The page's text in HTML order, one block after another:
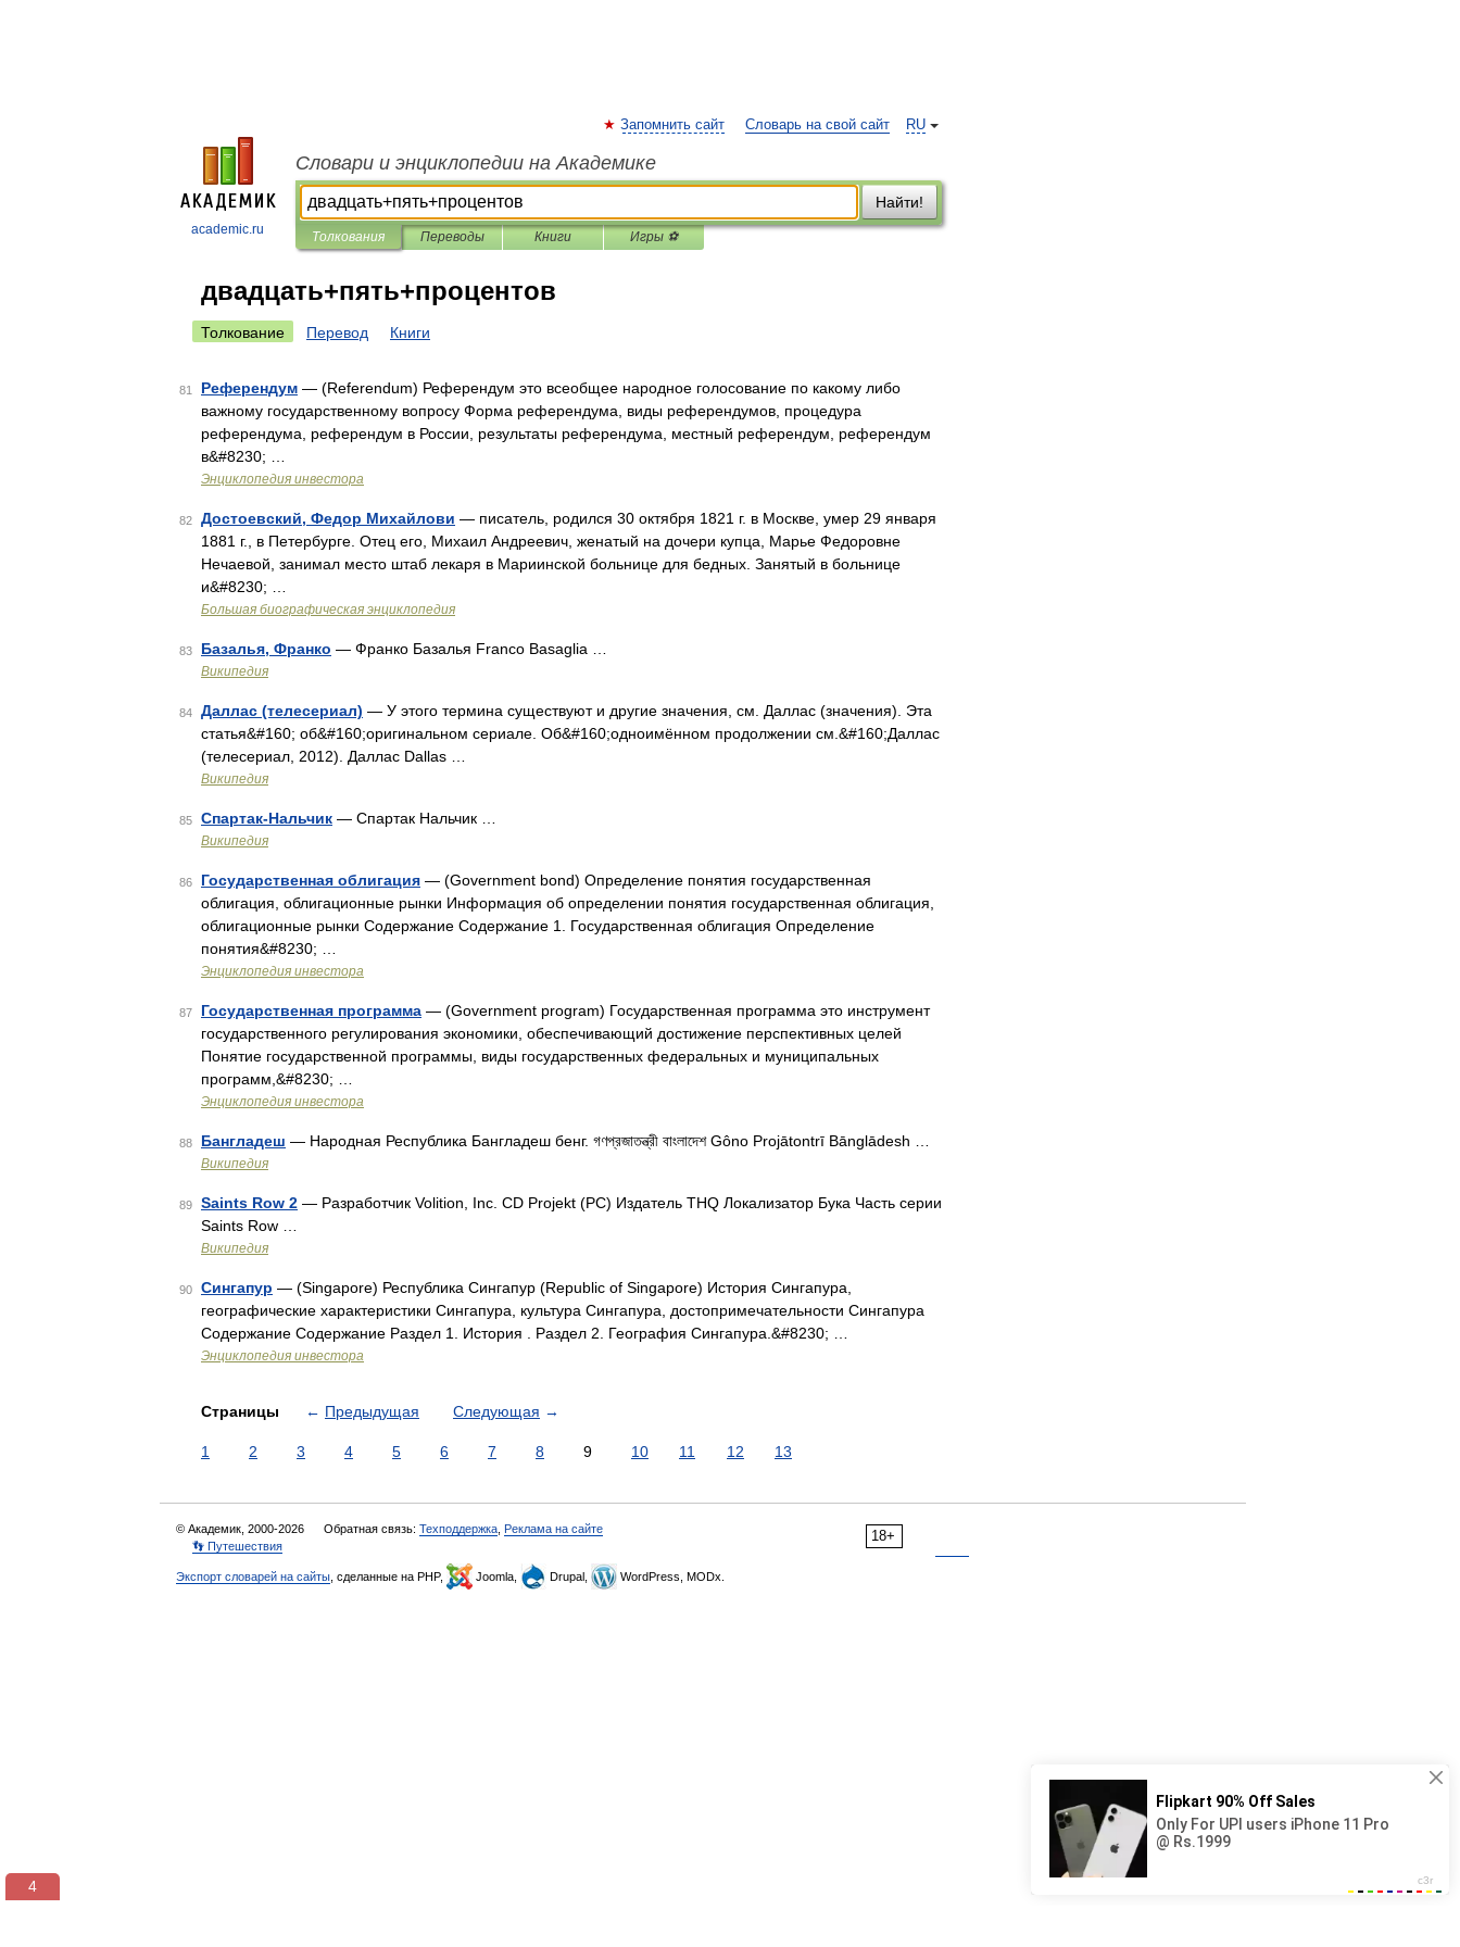
academic.ru
RU
Запомнить сайт Словарь на свой сайт
Словари и энциклопедии на Академике
Найти!
Толкования Переводы Книги Игры ⚽
двадцать+пять+процентов
Толкование Перевод Книги
81 Референдум — (Referendum) Референдум это всеобщее народное голосование по какому либо
важному государственному вопросу Форма референдума, виды референдумов, процедура
референдума, референдум в России, результаты референдума, местный референдум, референдум
в&#8230; …
Энциклопедия инвестора
82 Достоевский, Федор Михайлови — писатель, родился 30 октября 1821 г. в Москве, умер 29 января
1881 г., в Петербурге. Отец его, Михаил Андреевич, женатый на дочери купца, Марье Федоровне
Нечаевой, занимал место штаб лекаря в Мариинской больнице для бедных. Занятый в больнице
и&#8230; …
Большая биографическая энциклопедия
83 Базалья, Франко — Франко Базалья Franco Basaglia …
Википедия
84 Даллас (телесериал) — У этого термина существуют и другие значения, см. Даллас (значения). Эта
статья&#160; об&#160;оригинальном сериале. Об&#160;одноимённом продолжении см.&#160;Даллас
(телесериал, 2012). Даллас Dallas …
Википедия
85 Спартак-Нальчик — Спартак Нальчик …
Википедия
86 Государственная облигация — (Government bond) Определение понятия государственная
облигация, облигационные рынки Информация об определении понятия государственная облигация,
облигационные рынки Содержание Содержание 1. Государственная облигация Определение
понятия&#8230; …
Энциклопедия инвестора
87 Государственная программа — (Government program) Государственная программа это инструмент
государственного регулирования экономики, обеспечивающий достижение перспективных целей
Понятие государственной программы, виды государственных федеральных и муниципальных
программ,&#8230; …
Энциклопедия инвестора
88 Бангладеш — Народная Республика Бангладеш бенг. গণপ্রজাতন্ত্রী বাংলাদেশ Gôno Projātontrī Bānglādesh …
Википедия
89 Saints Row 2 — Разработчик Volition, Inc. CD Projekt (PC) Издатель THQ Локализатор Бука Часть серии
Saints Row …
Википедия
90 Сингапур — (Singapore) Республика Сингапур (Republic of Singapore) История Сингапура,
географические характеристики Сингапура, культура Сингапура, достопримечательности Сингапура
Содержание Содержание Раздел 1. История . Раздел 2. География Сингапура.&#8230; …
Энциклопедия инвестора
Страницы ← Предыдущая Следующая →
1 2 3 4 5 6 7 8 9 10 11 12 13
18+
© Академик, 2000-2026 Обратная связь: Техподдержка Реклама на сайте
👣 Путешествия
Экспорт словарей на сайты , сделанные на PHP, Joomla, Drupal, WordPress, MODx.
3